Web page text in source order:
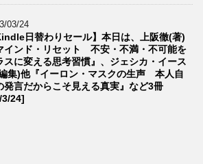
03/24
日替わりセール】本日は、上阪徹(著)
インド・リセット 不安・不満・不可能を
スに変える思考習慣』、ジェシカ・イース
集)他『イーロン・マスクの生声 本人自
発言だからこそ見える真実』など3冊
24]